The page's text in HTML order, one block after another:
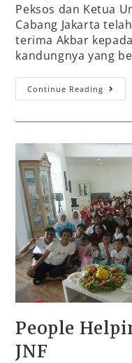
Peksos dan Ketua
Cabang Jakarta
terima Akbar
kandungnya yang
Continue Reading
People
JNF